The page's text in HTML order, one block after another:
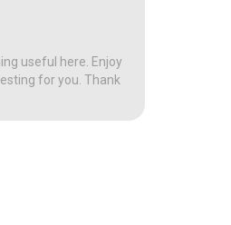
useful here. Enjoy
for you. Thank